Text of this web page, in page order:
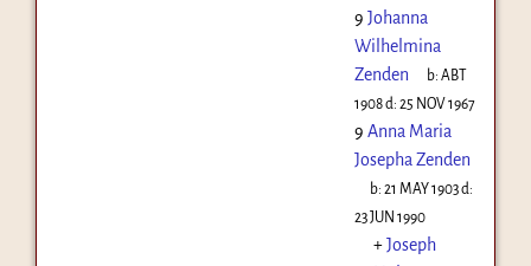
9 Johanna
Wilhelmina
Zenden
b:ABT
1908d: 25 NOV 1967
9 Anna Maria
Josepha Zenden
b:21 MAY 1903d:
23 JUN 1990
+Joseph